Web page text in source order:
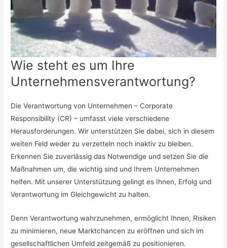
Wie steht es um Ihre
Unternehmensverantwortung?
Die Verantwortung von Unternehmen – Corporate
Responsibility (CR) – umfasst viele verschiedene
Herausforderungen. Wir unterstützen Sie dabei, sich in diesem
weiten Feld weder zu verzetteln noch inaktiv zu bleiben.
Erkennen Sie zuverlässig das Notwendige und setzen Sie die
Maßnahmen um, die wichtig sind und Ihrem Unternehmen
helfen. Mit unserer Unterstützung gelingt es Ihnen, Erfolg und
Verantwortung im Gleichgewicht zu halten.
Denn Verantwortung wahrzunehmen, ermöglicht Ihnen, Risiken
zu minimieren, neue Marktchancen zu eröffnen und sich im
gesellschaftlichen Umfeld zeitgemäß zu positionieren.